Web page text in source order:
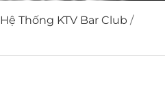
Hệ Thống KTV Bar Club /